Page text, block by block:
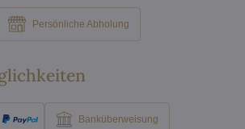
Persönliche Abholung
Banküberweisung